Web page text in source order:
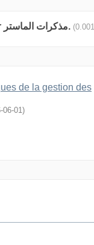
Showing 1 out of a total of 1 results for collection: Thesis Master مذكرات الماستر. (0.001
de la gestion des
06-01)